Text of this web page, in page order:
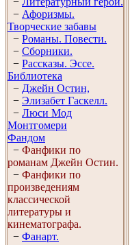
− Афоризмы.
Творческие забавы
− Романы. Повести.
− Сборники.
− Рассказы. Эссe.
Библиотека
− Джейн Остин,
− Элизабет Гaскелл.
− Люси Мод
Монтгомери
Фандом
− Фанфики по
романам Джейн Остин.
− Фанфики по
произведениям
классической
литературы и
кинематографа.
− Фанарт.